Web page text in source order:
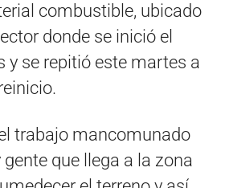
combustible, ubicado
donde se inició el
y se repitió este martes a
trabajo mancomunado
que llega a la zona